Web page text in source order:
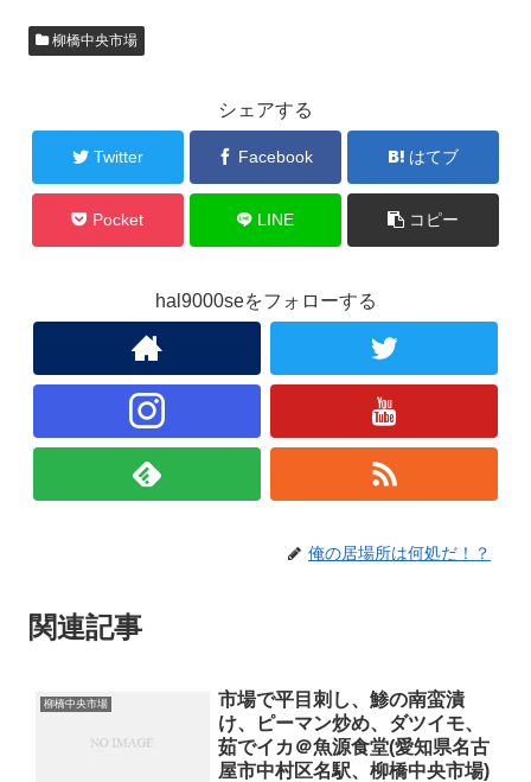
柳橋中央市場
シェアする
Twitter Facebook はてブ
Pocket LINE コピー
hal9000seをフォローする
俺の居場所は何処だ！？
関連記事
柳橋中央市場
市場で平目刺し、鯵の南蛮漬
け、ピーマン炒め、ダツイモ、
茹でイカ＠魚源食堂(愛知県名古
屋市中村区名駅、柳橋中央市場)